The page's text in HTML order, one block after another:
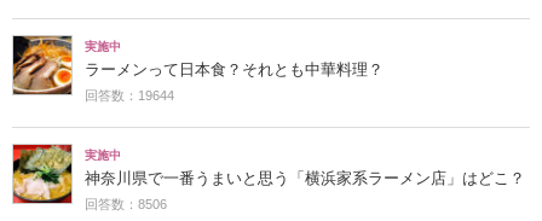
実施中
ラーメンって日本食？それとも中華料理？
回答数：19644
実施中
神奈川県で一番うまいと思う「横浜家系ラーメン店」はどこ？
回答数：8506